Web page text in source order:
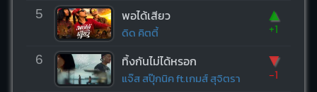
5 พอได้เสียว
ดิด คิตตี้
▲
+1
6 ทิ้งกันไม่ได้หรอก
แจ๊ส สปุ๊กนิค ft.เกมส์ สุจิตรา
▼
-1